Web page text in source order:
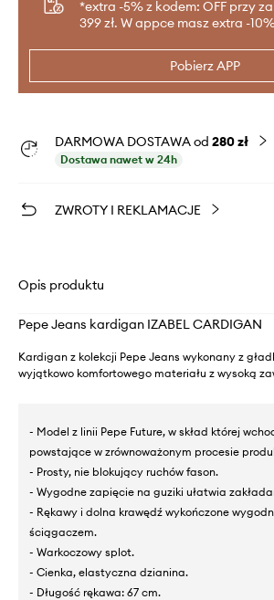
*extra -5% z kodem: OFF przy
399 zł. W appce masz extra -
Pobierz APP
DARMOWA DOSTAWA od 280 zł
Dostawa nawet w 24h
ZWROTY I REKLAMACJE
Opis produktu
Pepe Jeans kardigan IZABEL CARDIGAN
Kardigan z kolekcji Pepe Jeans wykonany z
wyjątkowo komfortowego materiału z wysoką
- Model z linii Pepe Future, w skład której
powstające w zrównoważonym procesie
- Prosty, nie blokujący ruchów fason.
- Wygodne zapięcie na guziki ułatwia
- Rękawy i dolna krawędź wykończone
ściągaczem.
- Warkoczowy splot.
- Cienka, elastyczna dzianina.
- Długość rękawa: 67 cm.